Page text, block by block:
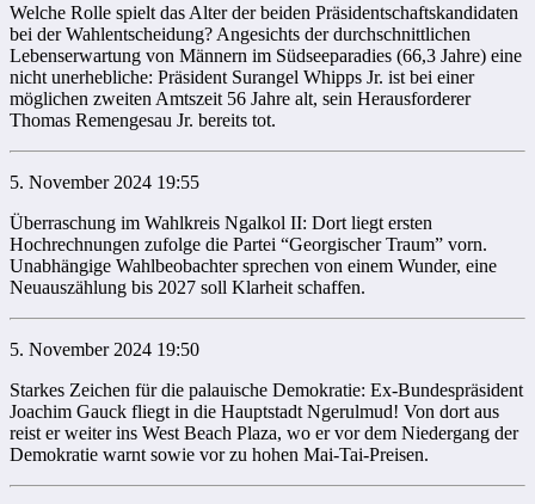
Welche Rolle spielt das Alter der beiden Präsidentschaftskandidaten
bei der Wahlentscheidung? Angesichts der durchschnittlichen
Lebenserwartung von Männern im Südseeparadies (66,3 Jahre) eine
nicht unerhebliche: Präsident Surangel Whipps Jr. ist bei einer
möglichen zweiten Amtszeit 56 Jahre alt, sein Herausforderer
Thomas Remengesau Jr. bereits tot.
5. November 2024 19:55
Überraschung im Wahlkreis Ngalkol II: Dort liegt ersten
Hochrechnungen zufolge die Partei “Georgischer Traum” vorn.
Unabhängige Wahlbeobachter sprechen von einem Wunder, eine
Neuauszählung bis 2027 soll Klarheit schaffen.
5. November 2024 19:50
Starkes Zeichen für die palauische Demokratie: Ex-Bundespräsident
Joachim Gauck fliegt in die Hauptstadt Ngerulmud! Von dort aus
reist er weiter ins West Beach Plaza, wo er vor dem Niedergang der
Demokratie warnt sowie vor zu hohen Mai-Tai-Preisen.